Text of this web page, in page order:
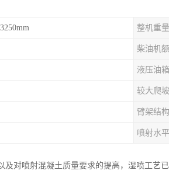
整机重量
柴油机
液压油
较大爬
臂架结
喷射水
及对喷射混凝土质量要求的提高，湿喷工艺